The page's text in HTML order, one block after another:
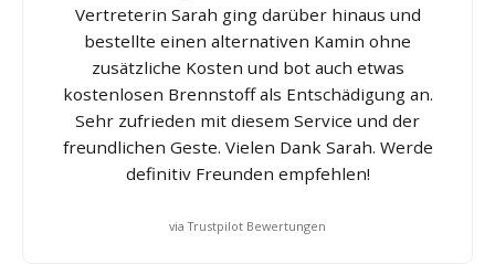
Vertreterin Sarah ging darüber hinaus und
bestellte einen alternativen Kamin ohne
zusätzliche Kosten und bot auch etwas
kostenlosen Brennstoff als Entschädigung an.
Sehr zufrieden mit diesem Service und der
freundlichen Geste. Vielen Dank Sarah. Werde
definitiv Freunden empfehlen!
via Trustpilot Bewertungen